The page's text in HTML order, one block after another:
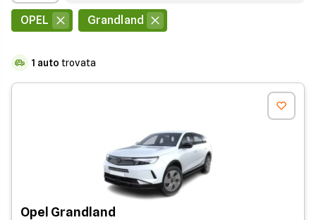
OPEL Grandland
1 auto trovata
Opel Grandland